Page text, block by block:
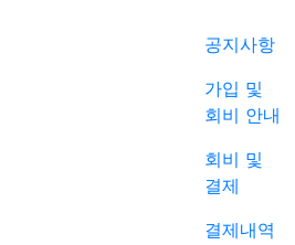
공지사항
가입 및
회비 안내
회비 및
결제
결제내역